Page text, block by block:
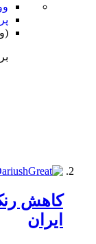
(و 5 مورد دیگر)
کاهش
ایران